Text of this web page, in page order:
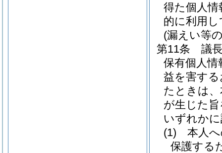
得た個人
的に利用
(漏えい等
第11条
議
保有個人
益を害す
たときは
が生じた
いずれか
(1)
本人
保護する